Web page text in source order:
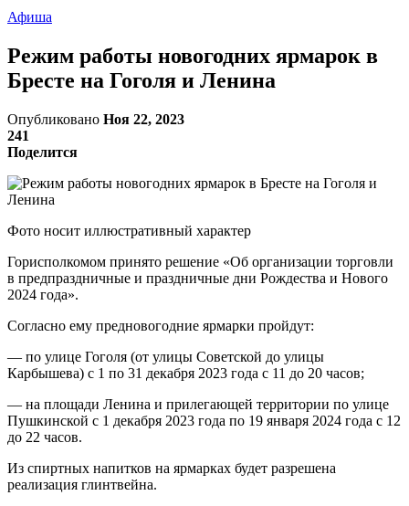
Афиша
Режим работы новогодних ярмарок в
Бресте на Гоголя и Ленина
Опубликовано Ноя 22, 2023
241
Поделится
Фото носит иллюстративный характер
Горисполкомом принято решение «Об организации торговли
в предпраздничные и праздничные дни Рождества и Нового
2024 года».
Согласно ему предновогодние ярмарки пройдут:
— по улице Гоголя (от улицы Советской до улицы
Карбышева) с 1 по 31 декабря 2023 года с 11 до 20 часов;
— на площади Ленина и прилегающей территории по улице
Пушкинской с 1 декабря 2023 года по 19 января 2024 года с 12
до 22 часов.
Из спиртных напитков на ярмарках будет разрешена
реализация глинтвейна.